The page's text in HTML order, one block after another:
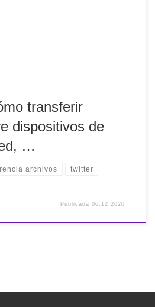
transferir
dispositivos de
…
archivos twitter
Publicada06.12.2020